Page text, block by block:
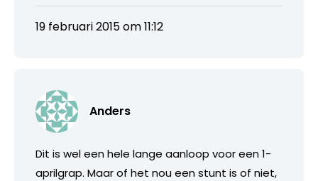
19 februari 2015 om 11:12
Anders
Dit is wel een hele lange aanloop voor een 1-
aprilgrap. Maar of het nou een stunt is of niet,